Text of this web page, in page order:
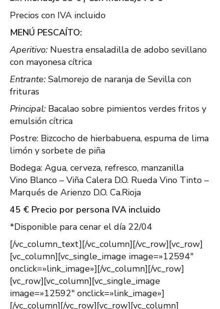
Precios con IVA incluido
MENÚ PESCAÍTO:
Aperitivo: Nuestra ensaladilla de adobo sevillano
con mayonesa cítrica
Entrante: Salmorejo de naranja de Sevilla con
frituras
Principal: Bacalao sobre pimientos verdes fritos y
emulsión cítrica
Postre: Bizcocho de hierbabuena, espuma de lima
limón y sorbete de piña
Bodega: Agua, cerveza, refresco, manzanilla
Vino Blanco – Viña Calera D.O. Rueda Vino Tinto –
Marqués de Arienzo D.O. Ca.Rioja
45 € Precio por persona IVA incluido
*Disponible para cenar el día 22/04
[/vc_column_text][/vc_column][/vc_row][vc_row]
[vc_column][vc_single_image image=»12594″
onclick=»link_image»][/vc_column][/vc_row]
[vc_row][vc_column][vc_single_image
image=»12592″ onclick=»link_image»]
[/vc_column][/vc_row][vc_row][vc_column]